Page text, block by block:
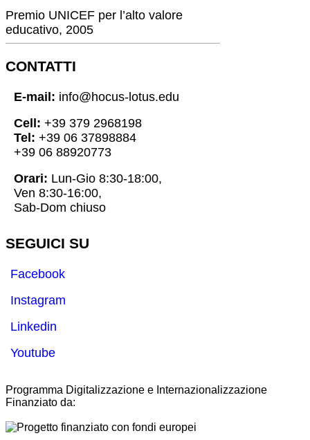
Premio UNICEF per l’alto valore
educativo, 2005
CONTATTI
E-mail: info@hocus-lotus.edu
Cell: +39 379 2968198
Tel: +39 06 37898884
+39 06 88920773
Orari: Lun-Gio 8:30-18:00,
Ven 8:30-16:00,
Sab-Dom chiuso
SEGUICI SU
Facebook
Instagram
Linkedin
Youtube
Programma Digitalizzazione e Internazionalizzazione
Finanziato da: